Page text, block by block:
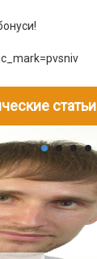
статьи
05